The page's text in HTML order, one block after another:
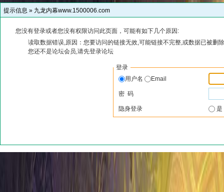
提示信息 » 九龙内幕www.1500006.com
您没有登录或者您没有权限访问此页面，可能有如下几个原因:
读取数据错误,原因：您要访问的链接无效,可能链接不完整,或数据已被删
您还不是论坛会员,请先登录论坛
登录
用户名
Email
密 码
隐身登录